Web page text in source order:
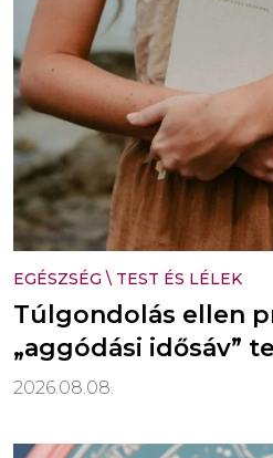
EGÉSZSÉG \ TEST ÉS LÉLEK
Túlgondolás ellen
„aggódási idősáv”
2026.08.08.